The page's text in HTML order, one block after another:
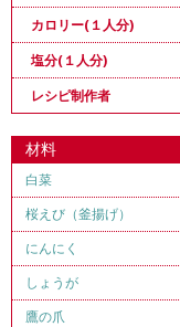
カロリー(１人分)
塩分(１人分)
レシピ制作者
材料
白菜
桜えび（釜揚げ）
にんにく
しょうが
鷹の爪